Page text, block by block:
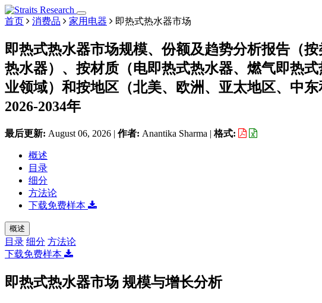
首页 消费品 家用电器 即热式热水器市场
即热式热水器市场规模、份额及趋势分析报告（
热水器）、按材质（电即热式热水器、燃气即热
业领域）和按地区（北美、欧洲、亚太地区、中
2026-2034年
最后更新: August 06, 2026 | 作者: Anantika Sharma | 格式:
概述
目录
细分
方法论
下载免费样本
概述
目录 细分 方法论
下载免费样本
即热式热水器市场 规模与增长分析